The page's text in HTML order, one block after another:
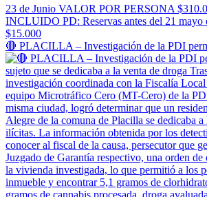
🔴 PLACILLA – Investigación de la PDI